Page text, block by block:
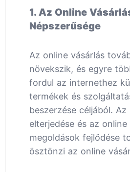
1. Az Online
Népszerűsége
Az online vásárlás
növekszik, és egyre
fordul az internethez
termékek és
beszerzése céljából.
elterjedése és az
megoldások fejlődése
ösztönzi az online